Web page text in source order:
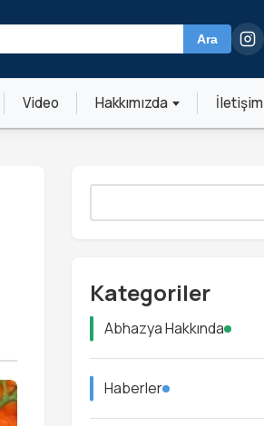
Ara
Video Hakkımızda İletişim
Kategoriler
Abhazya Hakkında
Haberler